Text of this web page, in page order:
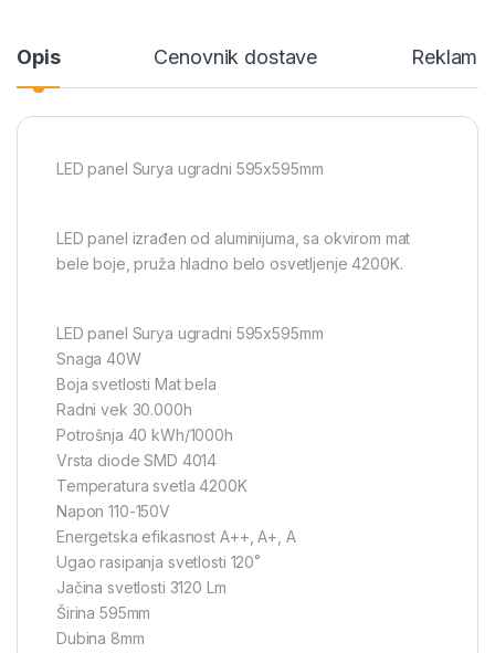
Opis Cenovnik dostave
LED panel Surya ugradni 595x595mm
LED panel izrađen od aluminijuma, sa okvirom mat
bele boje, pruža hladno belo osvetljenje 4200K.
LED panel Surya ugradni 595x595mm
Snaga 40W
Boja svetlosti Mat bela
Radni vek 30.000h
Potrošnja 40 kWh/1000h
Vrsta diode SMD 4014
Temperatura svetla 4200K
Napon 110-150V
Energetska efikasnost A++, A+, A
Ugao rasipanja svetlosti 120˚
Jačina svetlosti 3120 Lm
Širina 595mm
Dubina 8mm